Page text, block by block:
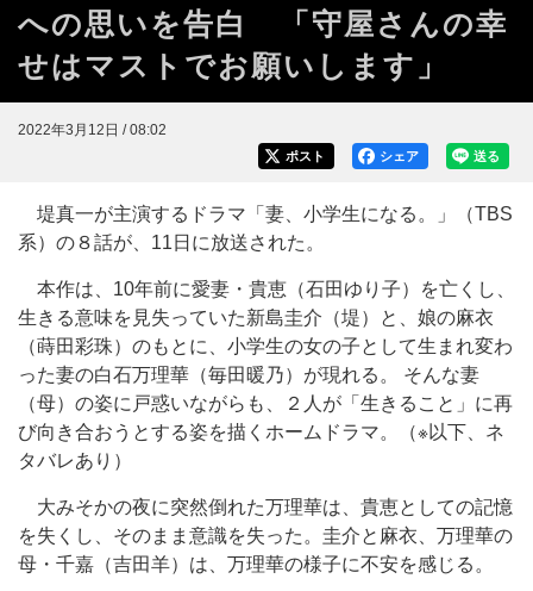
への思いを告白 「守屋さんの幸
せはマストでお願いします」
2022年3月12日 / 08:02
送る
シェア
ポスト
堤真一が主演するドラマ「妻、小学生になる。」（TBS
系）の８話が、11日に放送された。
本作は、10年前に愛妻・貴恵（石田ゆり子）を亡くし、
生きる意味を見失っていた新島圭介（堤）と、娘の麻衣
（蒔田彩珠）のもとに、小学生の女の子として生まれ変わ
った妻の白石万理華（毎田暖乃）が現れる。 そんな妻
（母）の姿に戸惑いながらも、２人が「生きること」に再
び向き合おうとする姿を描くホームドラマ。（※以下、ネ
タバレあり）
大みそかの夜に突然倒れた万理華は、貴恵としての記憶
を失くし、そのまま意識を失った。圭介と麻衣、万理華の
母・千嘉（吉田羊）は、万理華の様子に不安を感じる。